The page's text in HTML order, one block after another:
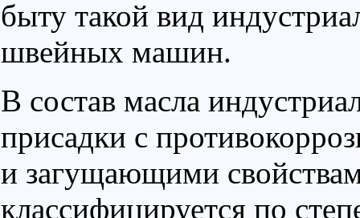
быту такой вид
швейных машин.
В состав масла
присадки с
и загущающими
классифицируется по